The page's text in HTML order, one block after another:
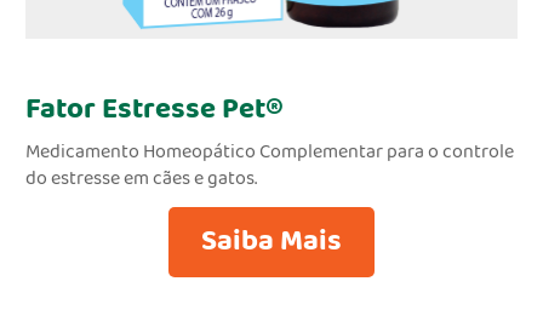
Fator Estresse Pet®
Medicamento Homeopático Complementar para o controle
do estresse em cães e gatos.
Saiba Mais